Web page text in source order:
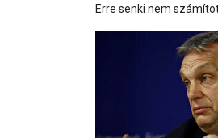
Erre senki nem